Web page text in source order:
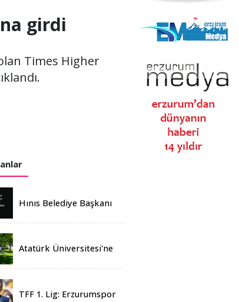
girdi
Times Higher
Hınıs Belediye Başkanı
Atatürk Üniversitesi'ne
Üniversiteden Öğrenci
TFF 1. Lig: Erzurumspor